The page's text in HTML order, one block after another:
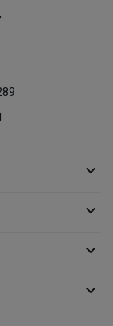
keyboard_arrow_down
keyboard_arrow_down
keyboard_arrow_down
keyboard_arrow_down